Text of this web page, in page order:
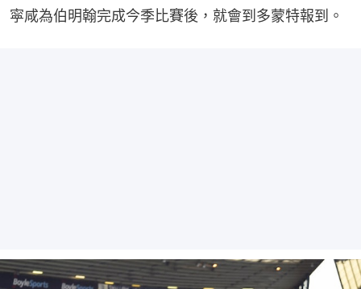
寜咸為伯明翰完成今季比賽後，就會到多蒙特報到。